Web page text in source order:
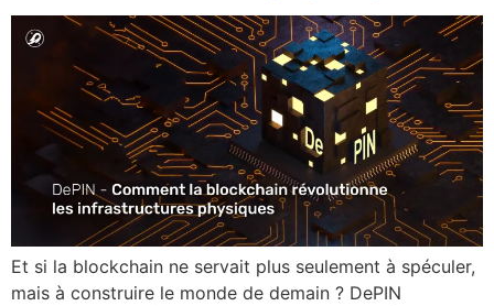
Et si la blockchain ne servait plus seulement à spéculer,
mais à construire le monde de demain ? DePIN